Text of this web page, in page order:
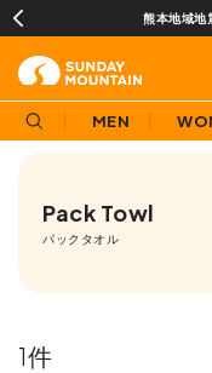
熊本地域地
MEN
Pack Towl
パックタオル
1